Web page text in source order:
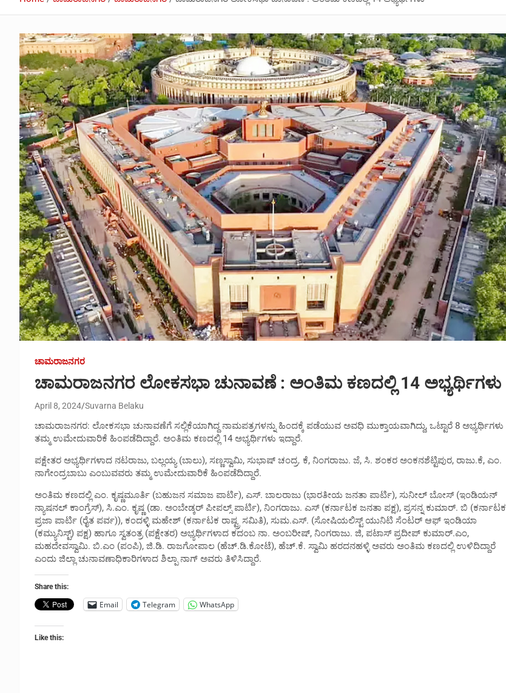
ಚಾಮರಾಜನಗರ
ಚಾಮರಾಜನಗರ ಲೋಕಸಭಾ ಚುನಾವಣೆ : ಅಂತಿಮ ಕಣದಲ್ಲಿ 14 ಅಭ್ಯರ್ಥಿಗಳು
April 8, 2024 Suvarna Belaku
ಚಾಮರಾಜನಗರ: ಲೋಕಸಭಾ ಚುನಾವಣೆಗೆ ಸಲ್ಲಿಕೆಯಾಗಿದ್ದ ನಾಮಪತ್ರಗಳನ್ನು ಹಿಂದಕ್ಕೆ ಪಡೆಯುವ ಅವಧಿ ಮುಕ್ತಾಯವಾಗಿದ್ದು, ಒಟ್ಟಾರೆ 8 ಅಭ್ಯರ್ಥಿಗಳು
ತಮ್ಮ ಉಮೇದುವಾರಿಕೆ ಹಿಂಪಡೆದಿದ್ದಾರೆ. ಅಂತಿಮ ಕಣದಲ್ಲಿ 14 ಅಭ್ಯರ್ಥಿಗಳು ಇದ್ದಾರೆ.
ಪಕ್ಷೇತರ ಅಭ್ಯರ್ಥಿಗಳಾದ ನಟರಾಜು, ಬಲ್ಲಯ್ಯ (ಬಾಲು), ಸಣ್ಣಸ್ವಾಮಿ, ಸುಭಾಷ್ ಚಂದ್ರ. ಕೆ, ನಿಂಗರಾಜು. ಜೆ, ಸಿ. ಶಂಕರ ಅಂಕನಶೆಟ್ಟಿಪುರ, ರಾಜು.ಕೆ, ಎಂ.
ನಾಗೇಂದ್ರಬಾಬು ಎಂಬುವವರು ತಮ್ಮ ಉಮೇದುವಾರಿಕೆ ಹಿಂಪಡೆದಿದ್ದಾರೆ.
ಅಂತಿಮ ಕಣದಲ್ಲಿ ಎಂ. ಕೃಷ್ಣಮೂರ್ತಿ (ಬಹುಜನ ಸಮಾಜ ಪಾರ್ಟಿ), ಎಸ್. ಬಾಲರಾಜು (ಭಾರತೀಯ ಜನತಾ ಪಾರ್ಟಿ), ಸುನೀಲ್ ಬೋಸ್ (ಇಂಡಿಯನ್
ನ್ಯಾಷನಲ್ ಕಾಂಗ್ರೆಸ್), ಸಿ.ಎಂ. ಕೃಷ್ಣ (ಡಾ. ಅಂಬೇಡ್ಕರ್ ಪೀಪಲ್ಸ್ ಪಾರ್ಟಿ), ನಿಂಗರಾಜು. ಎಸ್ (ಕರ್ನಾಟಕ ಜನತಾ ಪಕ್ಷ), ಪ್ರಸನ್ನ ಕುಮಾರ್. ಬಿ (ಕರ್ನಾಟಕ
ಪ್ರಜಾ ಪಾರ್ಟಿ (ರೈತ ಪರ್ವ)), ಕಂದಳ್ಳಿ ಮಹೇಶ್ (ಕರ್ನಾಟಕ ರಾಷ್ಟ್ರ ಸಮಿತಿ), ಸುಮ.ಎಸ್. (ಸೋಷಿಯಲಿಸ್ಟ್ ಯುನಿಟಿ ಸೆಂಟರ್ ಆಫ್ ಇಂಡಿಯಾ
(ಕಮ್ಯುನಿಸ್ಟ್) ಪಕ್ಷ) ಹಾಗೂ ಸ್ವತಂತ್ರ (ಪಕ್ಷೇತರ) ಅಭ್ಯರ್ಥಿಗಳಾದ ಕದಂಬ ನಾ. ಅಂಬರೀಷ್, ನಿಂಗರಾಜು. ಜಿ, ಪಟಾಸ್ ಪ್ರದೀಪ್ ಕುಮಾರ್.ಎಂ,
ಮಹದೇವಸ್ವಾಮಿ. ಬಿ.ಎಂ (ಪಂಪಿ), ಜಿ.ಡಿ. ರಾಜಗೋಪಾಲ (ಹೆಚ್.ಡಿ.ಕೋಟೆ), ಹೆಚ್.ಕೆ. ಸ್ವಾಮಿ ಹರದನಹಳ್ಳಿ ಅವರು ಅಂತಿಮ ಕಣದಲ್ಲಿ ಉಳಿದಿದ್ದಾರೆ
ಎಂದು ಜಿಲ್ಲಾ ಚುನಾವಣಾಧಿಕಾರಿಗಳಾದ ಶಿಲ್ಪಾ ನಾಗ್ ಅವರು ತಿಳಿಸಿದ್ದಾರೆ.
Share this:
Email Telegram WhatsApp
Like this: